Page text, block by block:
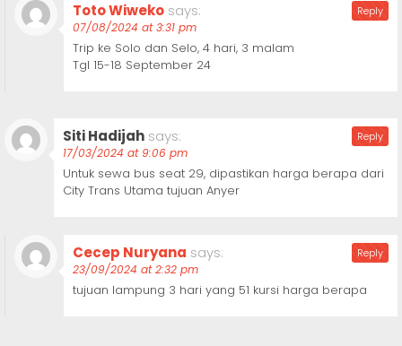
Toto Wiweko says:
07/08/2024 at 3:31 pm
Trip ke Solo dan Selo, 4 hari, 3 malam
Tgl 15-18 September 24
Reply
Siti Hadijah says:
17/03/2024 at 9:06 pm
Untuk sewa bus seat 29, dipastikan harga berapa dari
City Trans Utama tujuan Anyer
Reply
Cecep Nuryana says:
23/09/2024 at 2:32 pm
tujuan lampung 3 hari yang 51 kursi harga berapa
Reply